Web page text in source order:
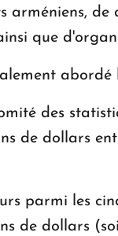
arméniens, de
que
des
de dollars
parmi les
de dollars